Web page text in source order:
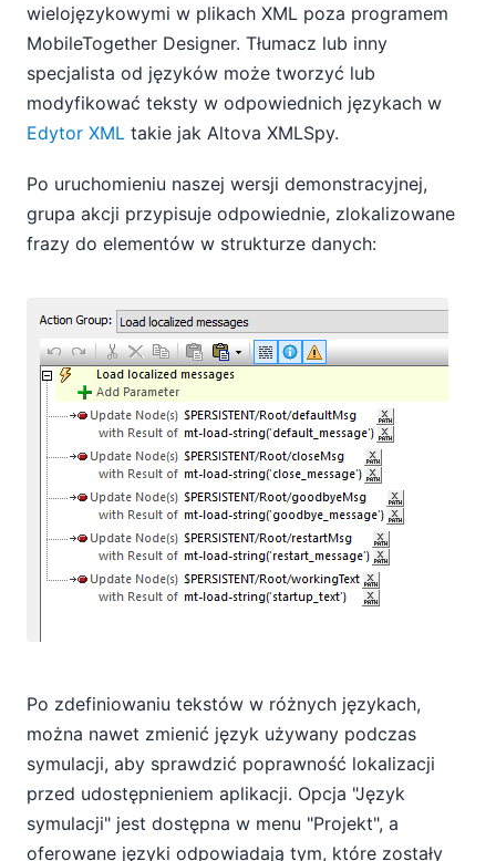
wielojęzykowymi w plikach XML poza programem
MobileTogether Designer. Tłumacz lub inny
specjalista od języków może tworzyć lub
modyfikować teksty w odpowiednich językach w
Edytor XML takie jak Altova XMLSpy.
Po uruchomieniu naszej wersji demonstracyjnej,
grupa akcji przypisuje odpowiednie, zlokalizowane
frazy do elementów w strukturze danych:
Po zdefiniowaniu tekstów w różnych językach,
można nawet zmienić język używany podczas
symulacji, aby sprawdzić poprawność lokalizacji
przed udostępnieniem aplikacji. Opcja "Język
symulacji" jest dostępna w menu "Projekt", a
oferowane języki odpowiadają tym, które zostały